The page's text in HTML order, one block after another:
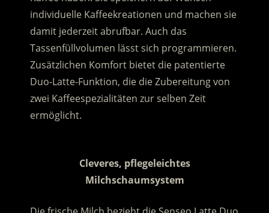
individuelle Kaffeekreationen und machen sie
damit jederzeit abrufbar. Auch das
Tassenfüllvolumen lässt sich programmieren.
Zusätzlichen Komfort bietet die patentierte
Duo-Latte-Funktion, die die Zubereitung von
zwei Kaffeespezialitäten zur selben Zeit
ermöglicht.
Cleveres, pflegeleichtes
Milchschaumsystem